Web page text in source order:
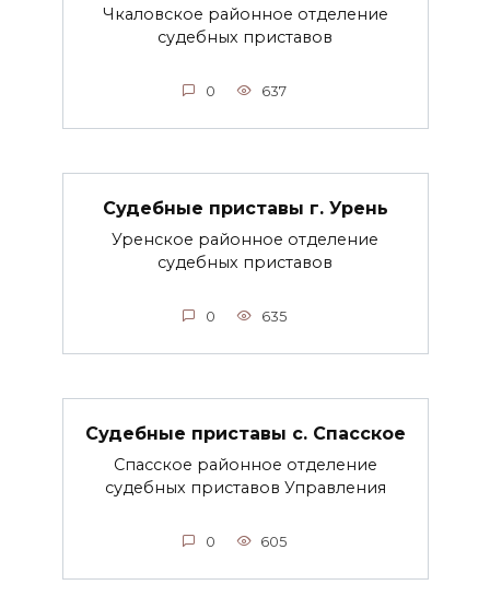
Чкаловское районное отделение
судебных приставов
0 637
Судебные приставы г. Урень
Уренское районное отделение
судебных приставов
0 635
Судебные приставы с. Спасское
Спасское районное отделение
судебных приставов Управления
0 605